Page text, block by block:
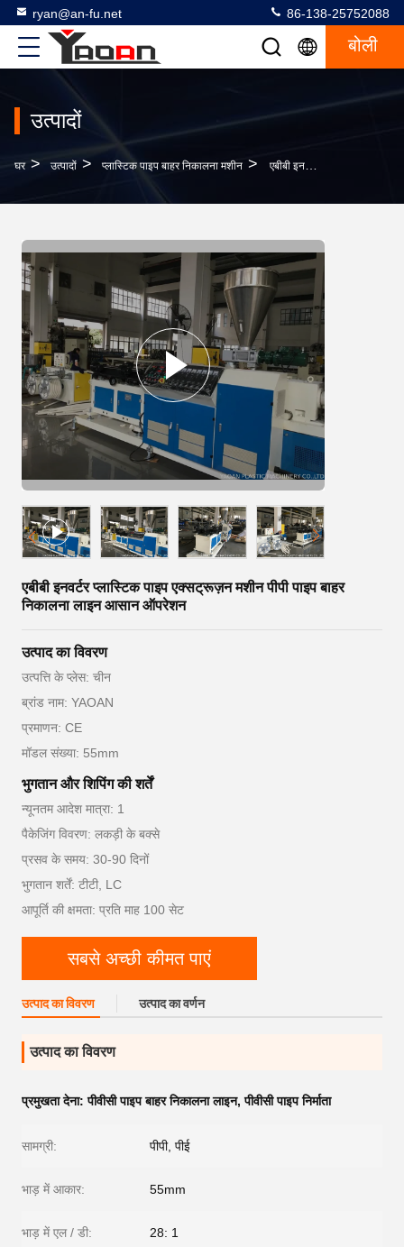
ryan@an-fu.net 86-138-25752088
बोली
उत्पादों
घर > उत्पादों > प्लास्टिक पाइप बाहर निकालना मशीन > एबीबी इनवर्टर प्लास्टिक पाइप एक्सट्रूज़न मशीन पीपी पाइप बाहर निकालना लाइन आसान ऑपरेशन
एबीबी इनवर्टर प्लास्टिक पाइप एक्सट्रूज़न मशीन पीपी पाइप बाहर
निकालना लाइन आसान ऑपरेशन
उत्पाद का विवरण
उत्पत्ति के प्लेस: चीन
ब्रांड नाम: YAOAN
प्रमाणन: CE
मॉडल संख्या: 55mm
भुगतान और शिपिंग की शर्तें
न्यूनतम आदेश मात्रा: 1
पैकेजिंग विवरण: लकड़ी के बक्से
प्रसव के समय: 30-90 दिनों
भुगतान शर्तें: टीटी, LC
आपूर्ति की क्षमता: प्रति माह 100 सेट
सबसे अच्छी कीमत पाएं
उत्पाद का विवरण उत्पाद का वर्णन
उत्पाद का विवरण
प्रमुखता देना:पीवीसी पाइप बाहर निकालना लाइन,पीवीसी पाइप निर्माता
सामग्री: पीपी, पीई
भाड़ में आकार: 55mm
भाड़ में एल / डी: 28: 1